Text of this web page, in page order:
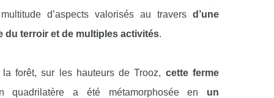
d’aspects valorisés au travers d’une
du terroir et de multiples activités.
la forêt, sur les hauteurs de Trooz, cette ferme
quadrilatère a été métamorphosée en un